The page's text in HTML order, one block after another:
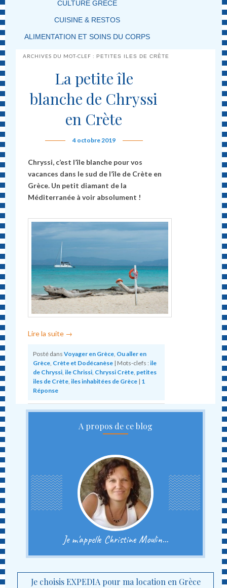
CULTURE GRÈCE
CUISINE & RESTOS
ALIMENTATION ET SOINS DU CORPS
ARCHIVES DU MOT-CLEF :PETITES ILES DE CRÈTE
La petite île
blanche de Chryssi
en Crète
4 octobre 2019
Chryssi, c’est l’île blanche pour vos
vacances dans le sud de l’île de Crète en
Grèce. Un petit diamant de la
Méditerranée à voir absolument !
Lire la suite →
Posté dans Voyager en Grèce Ou aller en
Grèce Crète et Dodécanèse | Mots-clefs : ile
de Chryssi ,ile Chrissi Chryssi Crète petites
iles de Crète ,iles inhabitées de Grèce | 1
Réponse
A propos de ce blog
Je m'appelle Christine Moulin...
Je choisis EXPEDIA pour ma location en Grèce